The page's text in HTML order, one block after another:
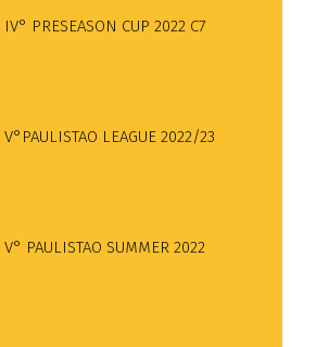
IV° PRESEASON CUP 2022 C7
V°PAULISTAO LEAGUE 2022/23
V° PAULISTAO SUMMER 2022